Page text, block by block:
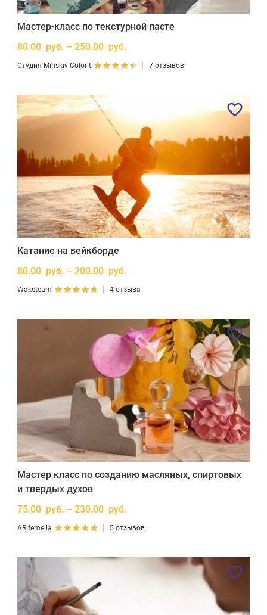
Мастер-класс по текстурной пасте
80.00 руб. – 250.00 руб.
Студия Minskiy Colorit 7 отзывов
Катание на вейкборде
80.00 руб. – 200.00 руб.
Waketeam 4 отзыва
Мастер класс по созданию масляных, спиртовых
и твердых духов
75.00 руб. – 230.00 руб.
AR.femelia 5 отзывов